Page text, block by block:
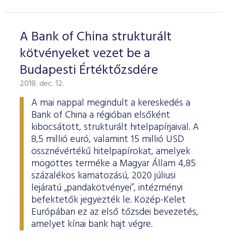
A Bank of China strukturált
kötvényeket vezet be a
Budapesti Értéktőzsdére
2018. dec. 12.
A mai nappal megindult a kereskedés a
Bank of China a régióban elsőként
kibocsátott, strukturált hitelpapírjaival. A
8,5 millió euró, valamint 15 millió USD
össznévértékű hitelpapírokat, amelyek
mögöttes terméke a Magyar Állam 4,85
százalékos kamatozású, 2020 júliusi
lejáratú „pandakötvényei”, intézményi
befektetők jegyezték le. Közép-Kelet
Európában ez az első tőzsdei bevezetés,
amelyet kínai bank hajt végre.